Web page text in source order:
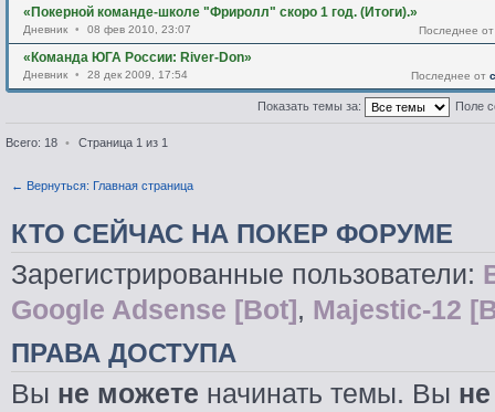
«Покерной команде-школе "Фриролл" скоро 1 год. (Итоги).»
Последнее
Дневник • 08 фев 2010, 23:07
«Команда ЮГА России: River-Don»
Последнее от
Дневник • 28 дек 2009, 17:54
Показать темы за: Поле
Всего: 18 • Страница 1 из 1
← Вернуться: Главная страница
КТО СЕЙЧАС НА ПОКЕР ФОРУМЕ
Зарегистрированные пользователи:
Google Adsense [Bot], Majestic-12
ПРАВА ДОСТУПА
Вы не можете начинать темы. Вы